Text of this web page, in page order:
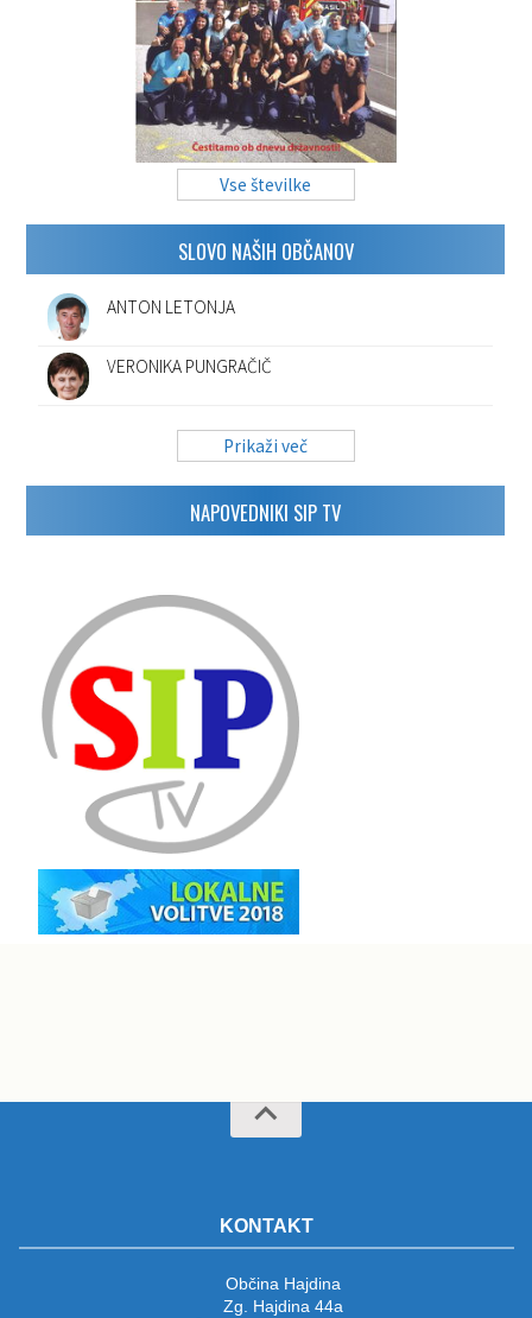
Vse številke
SLOVO NAŠIH OBČANOV
ANTON LETONJA
VERONIKA PUNGRAČIČ
Prikaži več
NAPOVEDNIKI SIP TV
KONTAKT
Občina Hajdina
Zg. Hajdina 44a